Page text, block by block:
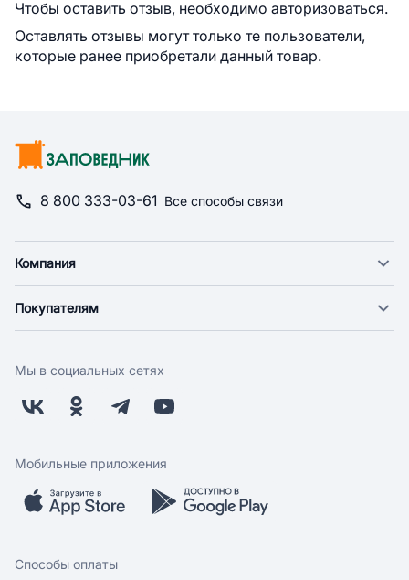
Чтобы оставить отзыв, необходимо авторизоваться.
Оставлять отзывы могут только те пользователи,
которые ранее приобретали данный товар.
8 800 333-03-61 Все способы связи
Компания
Новости
Поставщикам
Заводчикам
Обратная связь
Покупателям
Оплата
Бонусная программа
Скидки и акции
Мобильное приложение
Мы в социальных сетях
Мобильные приложения
Способы оплаты